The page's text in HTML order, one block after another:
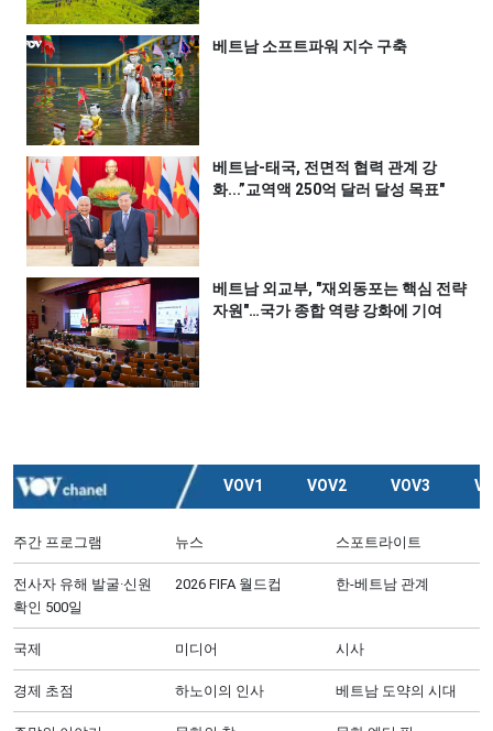
베트남 소프트파워 지수 구축
베트남-태국, 전면적 협력 관계 강
화...”교역액 250억 달러 달성 목표"
베트남 외교부, "재외동포는 핵심 전략
자원"…국가 종합 역량 강화에 기여
VOV1 VOV2 VOV3
주간 프로그램 뉴스 스포트라이트
전사자 유해 발굴·신원
확인 500일
2026 FIFA 월드컵 한-베트남 관계
국제 미디어 시사
경제 초점 하노이의 인사 베트남 도약의 시대